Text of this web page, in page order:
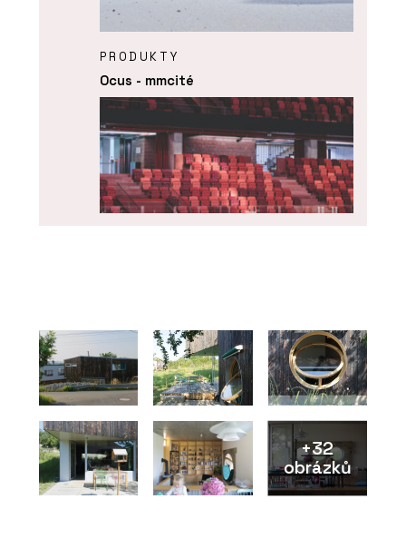
PRODUKTY
Ocus - mmcité
+32
obrázků